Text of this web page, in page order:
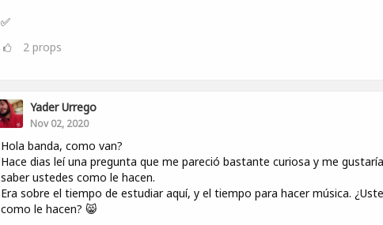
✅
2 props
Yader Urrego
Nov 02, 2020
Hola banda, como van?
Hace dias leí una pregunta que me pareció bastante curiosa y me gustaría
saber ustedes como le hacen.
Era sobre el tiempo de estudiar aquí, y el tiempo para hacer música.
como le hacen? 😸